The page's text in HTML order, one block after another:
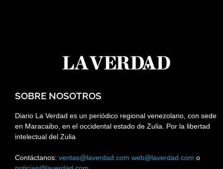
SOBRE NOSOTROS
Diario La Verdad es un periódico regional venezolano, con sede
en Maracaibo, en el occidental estado de Zulia. Por la libertad
intelectual del Zulia
Contáctanos: ventas@laverdad.com web@laverdad.com o